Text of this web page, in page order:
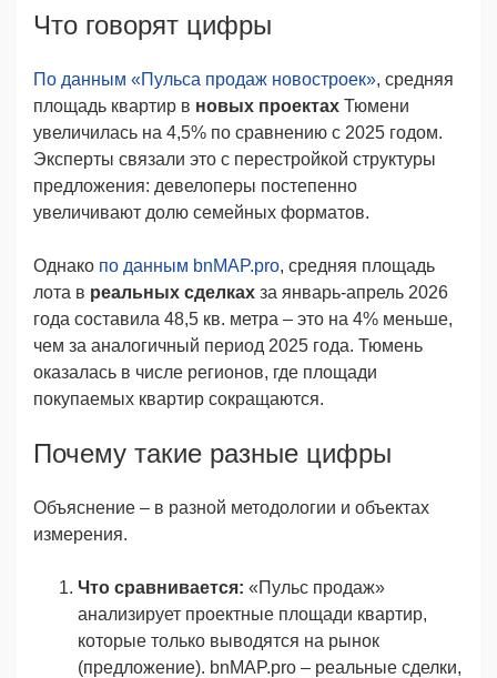
Что говорят цифры
По данным «Пульса продаж новостроек», средняя
площадь квартир в новых проектах Тюмени
увеличилась на 4,5% по сравнению с 2025 годом.
Эксперты связали это с перестройкой структуры
предложения: девелоперы постепенно
увеличивают долю семейных форматов.
Однако по данным bnMAP.pro, средняя площадь
лота в реальных сделках за январь-апрель 2026
года составила 48,5 кв. метра – это на 4% меньше,
чем за аналогичный период 2025 года. Тюмень
оказалась в числе регионов, где площади
покупаемых квартир сокращаются.
Почему такие разные цифры
Объяснение – в разной методологии и объектах
измерения.
Что сравнивается: «Пульс продаж»
анализирует проектные площади квартир,
которые только выводятся на рынок
(предложение). bnMAP.pro – реальные сделки,